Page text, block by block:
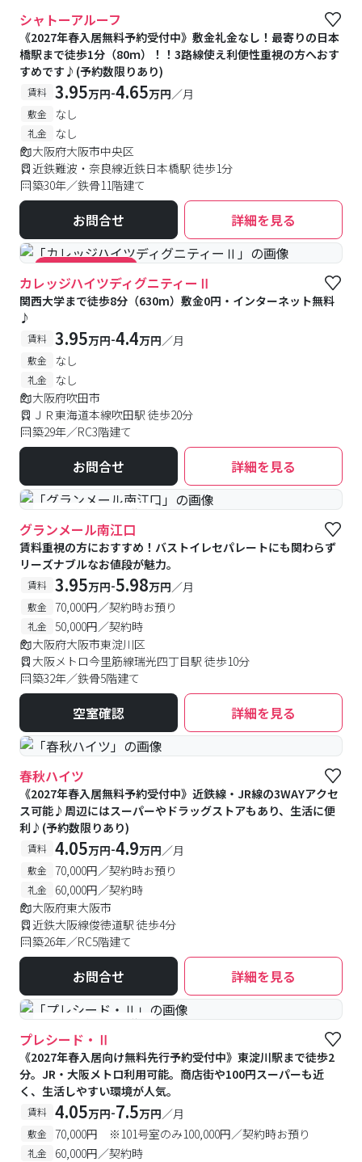
シャトーアルーフ
《2027年春入居無料予約受付中》敷金礼金なし！最寄りの日本
橋駅まで徒歩1分（80ｍ）！！3路線使え利便性重視の方へおす
すめです♪(予約数限りあり)
賃料 3.95万円-4.65万円／月
敷金 なし
礼金
なし
大阪府大阪市中央区
近鉄難波・奈良線近鉄日本橋駅 徒歩1分
築30年／鉄骨11階建て
お問合せ 詳細を見る
#キャンペーン実施中
カレッジハイツディグニティーⅡ
関西大学まで徒歩8分（630m）敷金0円・インターネット無料
♪
賃料 3.95万円-4.4万円／月
敷金 なし
礼金
なし
大阪府吹田市
ＪＲ東海道本線吹田駅 徒歩20分
築29年／RC3階建て
お問合せ 詳細を見る
#予約受付中 #空室待ち
グランメール南江口
賃料重視の方におすすめ！バストイレセパレートにも関わらず
リーズナブルなお値段が魅力。
賃料 3.95万円-5.98万円／月
敷金 70,000円／契約時お預り
礼金
50,000円／契約時
大阪府大阪市東淀川区
大阪メトロ今里筋線瑞光四丁目駅 徒歩10分
築32年／鉄骨5階建て
空室確認 詳細を見る
春秋ハイツ
《2027年春入居無料予約受付中》近鉄線・JR線の3WAYアクセ
ス可能♪周辺にはスーパーやドラッグストアもあり、生活に便
利♪(予約数限りあり)
賃料 4.05万円-4.9万円／月
敷金 70,000円／契約時お預り
礼金
60,000円／契約時
大阪府東大阪市
近鉄大阪線俊徳道駅 徒歩4分
築26年／RC5階建て
お問合せ 詳細を見る
#予約受付中 #空室待ち
プレシード・Ⅱ
《2027年春入居向け無料先行予約受付中》東淀川駅まで徒歩2
分。JR・大阪メトロ利用可能。商店街や100円スーパーも近
く、生活しやすい環境が人気。
賃料 4.05万円-7.5万円／月
敷金 70,000円 ※101号室のみ100,000円／契約時お預り
礼金
60,000円／契約時